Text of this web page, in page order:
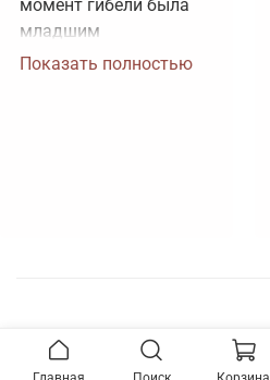
момент гибели была
младшим
лейтенантом.
Показать полностью